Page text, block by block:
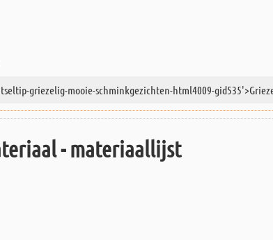
- materiaallijst